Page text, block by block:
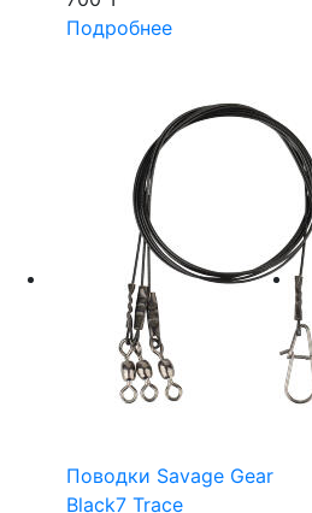
Подробнее
Поводки Savage Gear
Black7 Trace